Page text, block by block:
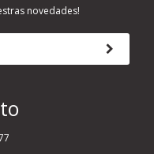
novedades!